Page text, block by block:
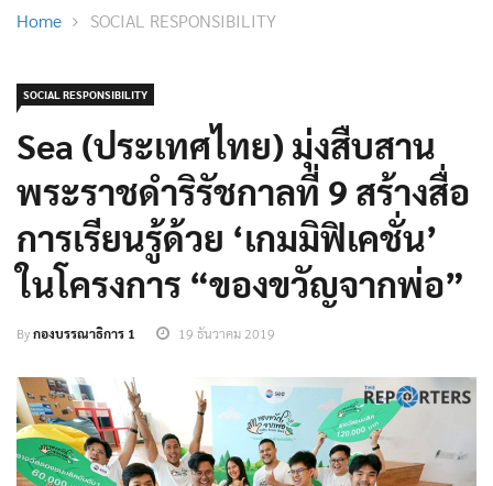
Home SOCIAL RESPONSIBILITY
SOCIAL RESPONSIBILITY
Sea (ประเทศไทย) มุ่งสืบสาน
พระราชดำริรัชกาลที่ 9 สร้างสื่อ
การเรียนรู้ด้วย ‘เกมมิฟิเคชั่น’
ในโครงการ “ของขวัญจากพ่อ”
Byกองบรรณาธิการ 1 19 ธันวาคม 2019